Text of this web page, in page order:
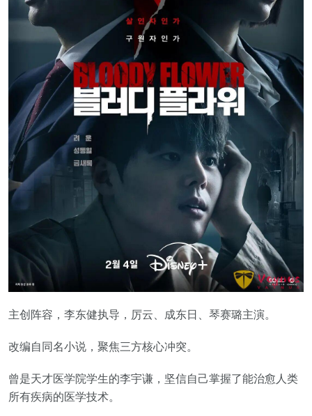
主创阵容，李东健执导，厉云、成东日、琴赛璐主演。
改编自同名小说，聚焦三方核心冲突。
曾是天才医学院学生的李宇谦，坚信自己掌握了能治愈人类
所有疾病的医学技术。